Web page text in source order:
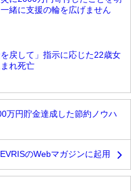
緒に支援の輪を広げません
戻して」指示に応じた22歳女
れ死亡
万円貯金達成した節約ノウハ
のWebマガジンに起用